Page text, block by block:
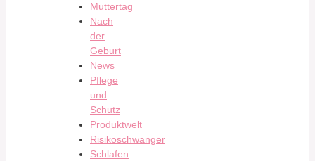
Muttertag
Nach
der
Geburt
News
Pflege
und
Schutz
Produktwelt
Risikoschwanger
Schlafen